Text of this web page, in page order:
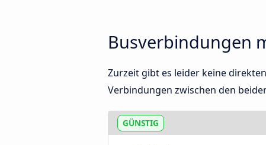
Busverbindungen
Zurzeit gibt es leider keine
Verbindungen zwischen den
GÜNSTIG